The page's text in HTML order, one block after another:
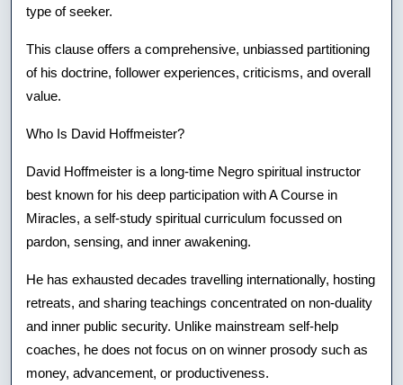
And
Real
type of seeker.
This clause offers a comprehensive, unbiassed partitioning
of his doctrine, follower experiences, criticisms, and overall
value.
Who Is David Hoffmeister?
David Hoffmeister is a long-time Negro spiritual instructor
best known for his deep participation with A Course in
Miracles, a self-study spiritual curriculum focussed on
pardon, sensing, and inner awakening.
He has exhausted decades travelling internationally, hosting
retreats, and sharing teachings concentrated on non-duality
and inner public security. Unlike mainstream self-help
coaches, he does not focus on on winner prosody such as
money, advancement, or productiveness.